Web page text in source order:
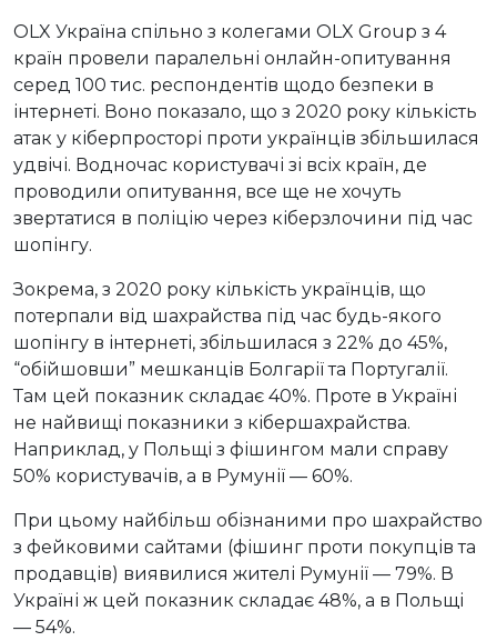
OLX Україна спільно з колегами OLX Group з 4
країн провели паралельні онлайн-опитування
серед 100 тис. респондентів щодо безпеки в
інтернеті. Воно показало, що з 2020 року кількість
атак у кіберпросторі проти українців збільшилася
удвічі. Водночас користувачі зі всіх країн, де
проводили опитування, все ще не хочуть
звертатися в поліцію через кіберзлочини під час
шопінгу.
Зокрема, з 2020 року кількість українців, що
потерпали від шахрайства під час будь-якого
шопінгу в інтернеті, збільшилася з 22% до 45%,
“обійшовши” мешканців Болгарії та Португалії.
Там цей показник складає 40%. Проте в Україні
не найвищі показники з кібершахрайства.
Наприклад, у Польщі з фішингом мали справу
50% користувачів, а в Румунії — 60%.
При цьому найбільш обізнаними про шахрайство
з фейковими сайтами (фішинг проти покупців та
продавців) виявилися жителі Румунії — 79%. В
Україні ж цей показник складає 48%, а в Польщі
— 54%.